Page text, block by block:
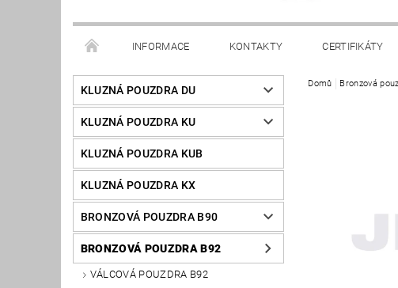
INFORMACE KONTAKTY CERTIFIKÁTY
KLUZNÁ POUZDRA DU
KLUZNÁ POUZDRA KU
KLUZNÁ POUZDRA KUB
KLUZNÁ POUZDRA KX
BRONZOVÁ POUZDRA B90
BRONZOVÁ POUZDRA B92
VÁLCOVÁ POUZDRA B92
Domů Bronzová